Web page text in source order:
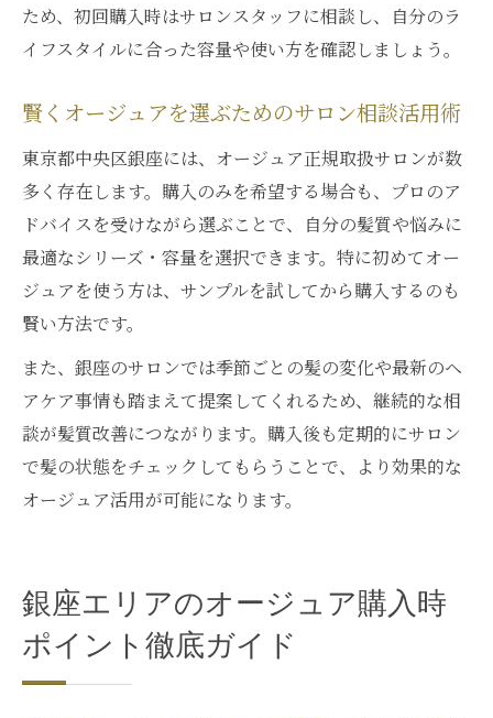
ため、初回購入時はサロンスタッフに相談し、自分のラ
イフスタイルに合った容量や使い方を確認しましょう。
賢くオージュアを選ぶためのサロン相談活用術
東京都中央区銀座には、オージュア正規取扱サロンが数
多く存在します。購入のみを希望する場合も、プロのア
ドバイスを受けながら選ぶことで、自分の髪質や悩みに
最適なシリーズ・容量を選択できます。特に初めてオー
ジュアを使う方は、サンプルを試してから購入するのも
賢い方法です。
また、銀座のサロンでは季節ごとの髪の変化や最新のヘ
アケア事情も踏まえて提案してくれるため、継続的な相
談が髪質改善につながります。購入後も定期的にサロン
で髪の状態をチェックしてもらうことで、より効果的な
オージュア活用が可能になります。
銀座エリアのオージュア購入時
ポイント徹底ガイド